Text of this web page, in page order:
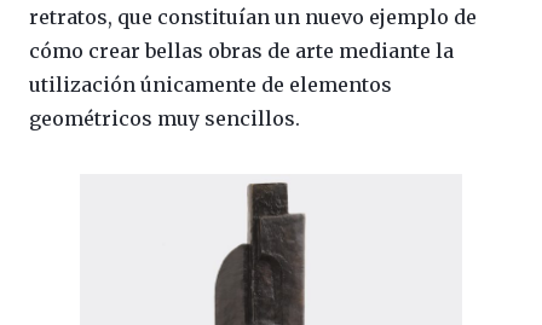
retratos, que constituían un nuevo ejemplo de
cómo crear bellas obras de arte mediante la
utilización únicamente de elementos
geométricos muy sencillos.